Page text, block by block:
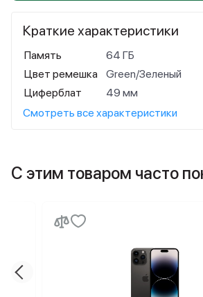
Краткие характеристики
Память
64 ГБ
Цвет ремешка
Green/Зеленый
Циферблат
49 мм
Смотреть все характеристики
С этим товаром часто